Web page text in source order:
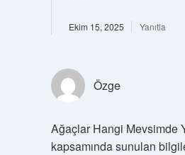
Ekim 15, 2025 Yanıtla
Özge
Ağaçlar Hangi Mevsimde
kapsamında sunulan